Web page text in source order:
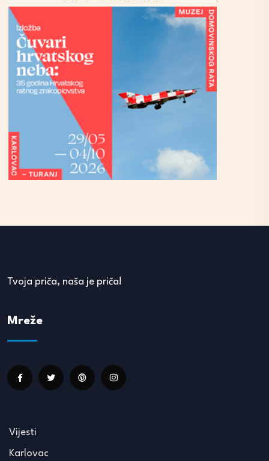
Tvoja priča, naša je priča!
Mreže
Vijesti
Karlovac